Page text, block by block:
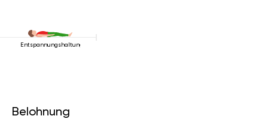
Entspannungshaltung
Belohnung